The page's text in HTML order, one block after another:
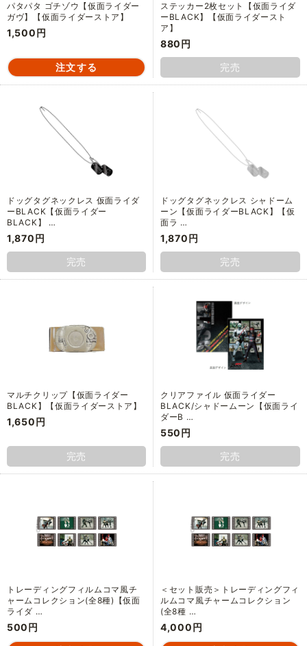
パタパタ ゴチゾウ【仮面ライダー
ガヴ】【仮面ライダーストア】
1,500円
ステッカー2枚セット【仮面ライダ
ーBLACK】【仮面ライダースト
ア】
880円
完売
ドッグタグネックレス 仮面ライダ
ーBLACK【仮面ライダー
BLACK】 …
1,870円
完売
ドッグタグネックレス シャドーム
ーン【仮面ライダーBLACK】【仮
面ラ …
1,870円
完売
マルチクリップ【仮面ライダー
BLACK】【仮面ライダーストア】
1,650円
完売
クリアファイル 仮面ライダー
BLACK/シャドームーン【仮面ライ
ダーB …
550円
完売
トレーディングフィルムコマ風チ
ャームコレクション(全8種)【仮面
ライダ …
500円
＜セット販売＞トレーディングフィ
ルムコマ風チャームコレクション
(全8種 …
4,000円